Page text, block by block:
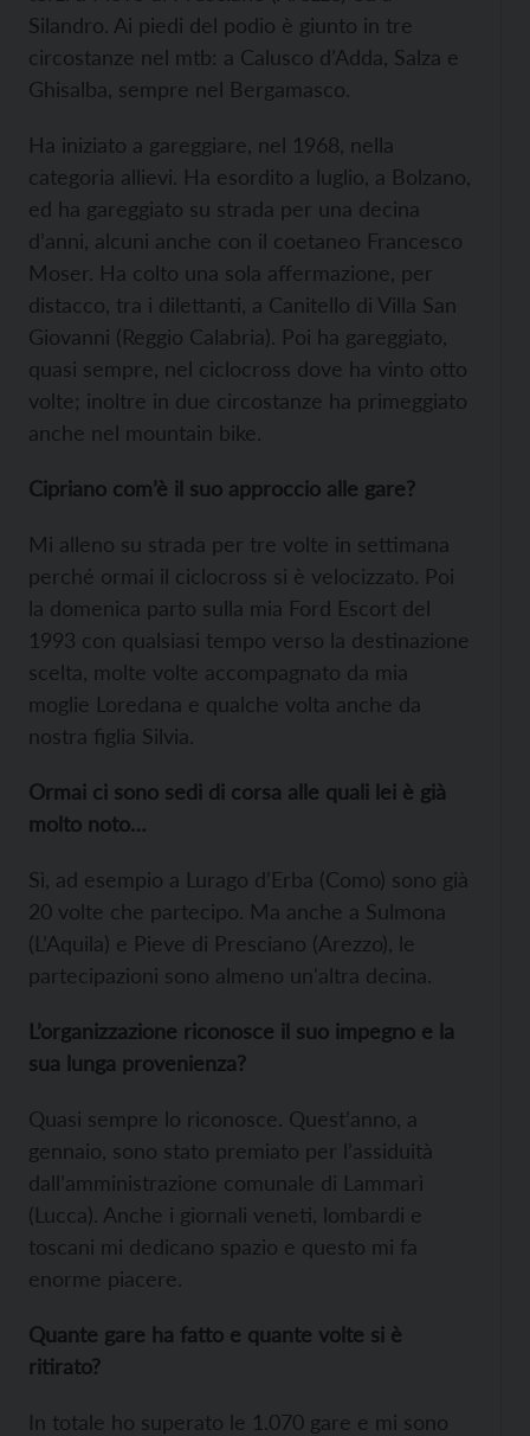
Silandro. Ai piedi del podio è giunto in tre
circostanze nel mtb: a Calusco d’Adda, Salza e
Ghisalba, sempre nel Bergamasco.
Ha iniziato a gareggiare, nel 1968, nella
categoria allievi. Ha esordito a luglio, a Bolzano,
ed ha gareggiato su strada per una decina
d’anni, alcuni anche con il coetaneo Francesco
Moser. Ha colto una sola affermazione, per
distacco, tra i dilettanti, a Canitello di Villa San
Giovanni (Reggio Calabria). Poi ha gareggiato,
quasi sempre, nel ciclocross dove ha vinto otto
volte; inoltre in due circostanze ha primeggiato
anche nel mountain bike.
Cipriano com’è il suo approccio alle gare?
Mi alleno su strada per tre volte in settimana
perché ormai il ciclocross si è velocizzato. Poi
la domenica parto sulla mia Ford Escort del
1993 con qualsiasi tempo verso la destinazione
scelta, molte volte accompagnato da mia
moglie Loredana e qualche volta anche da
nostra figlia Silvia.
Ormai ci sono sedi di corsa alle quali lei è già
molto noto…
Sì, ad esempio a Lurago d’Erba (Como) sono già
20 volte che partecipo. Ma anche a Sulmona
(L’Aquila) e Pieve di Presciano (Arezzo), le
partecipazioni sono almeno un'altra decina.
L’organizzazione riconosce il suo impegno e la
sua lunga provenienza?
Quasi sempre lo riconosce. Quest’anno, a
gennaio, sono stato premiato per l’assiduità
dall’amministrazione comunale di Lammarì
(Lucca). Anche i giornali veneti, lombardi e
toscani mi dedicano spazio e questo mi fa
enorme piacere.
Quante gare ha fatto e quante volte si è
ritirato?
In totale ho superato le 1.070 gare e mi sono